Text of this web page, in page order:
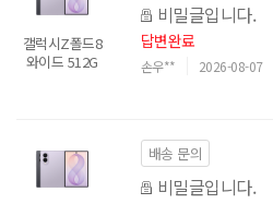
갤럭시Z폴드8
와이드 512G
비밀글입니다.
답변완료
손우** 2026-08-07
배송 문의
비밀글입니다.